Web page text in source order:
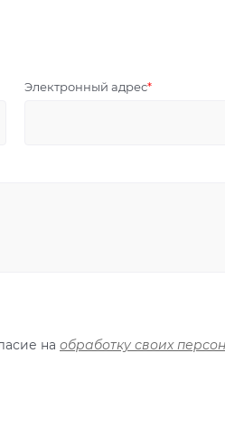
Электронный адрес
на обработку своих